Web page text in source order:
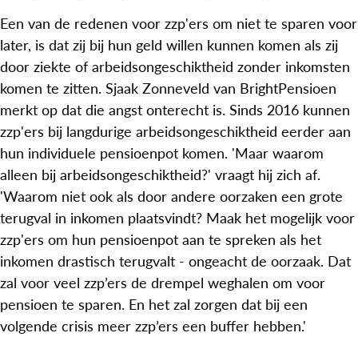
Een van de redenen voor zzp'ers om niet te sparen voor
later, is dat zij bij hun geld willen kunnen komen als zij
door ziekte of arbeidsongeschiktheid zonder inkomsten
komen te zitten. Sjaak Zonneveld van BrightPensioen
merkt op dat die angst onterecht is. Sinds 2016 kunnen
zzp'ers bij langdurige arbeidsongeschiktheid eerder aan
hun individuele pensioenpot komen. 'Maar waarom
alleen bij arbeidsongeschiktheid?' vraagt hij zich af.
'Waarom niet ook als door andere oorzaken een grote
terugval in inkomen plaatsvindt? Maak het mogelijk voor
zzp'ers om hun pensioenpot aan te spreken als het
inkomen drastisch terugvalt - ongeacht de oorzaak. Dat
zal voor veel zzp’ers de drempel weghalen om voor
pensioen te sparen. En het zal zorgen dat bij een
volgende crisis meer zzp’ers een buffer hebben.'